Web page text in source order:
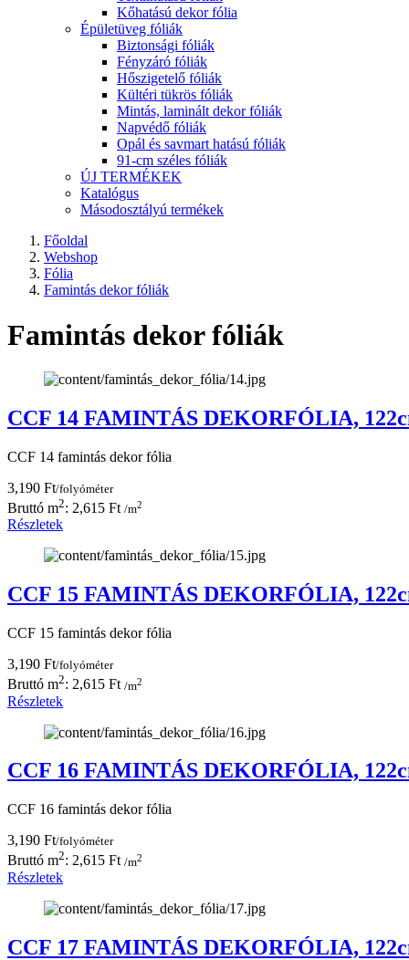
Kőhatású dekor fólia
Épületüveg fóliák
Biztonsági fóliák
Fényzáró fóliák
Hőszigetelő fóliák
Kültéri tükrös fóliák
Mintás, laminált dekor fóliák
Napvédő fóliák
Opál és savmart hatású fóliák
91-cm széles fóliák
ÚJ TERMÉKEK
Katalógus
Másodosztályú termékek
Főoldal
Webshop
Fólia
Famintás dekor fóliák
Famintás dekor fóliák
CCF 14 FAMINTÁS DEKORFÓLIA,
CCF 14 famintás dekor fólia
3,190 Ft/folyóméter
Bruttó m2: 2,615 Ft /m2
Részletek
CCF 15 FAMINTÁS DEKORFÓLIA,
CCF 15 famintás dekor fólia
3,190 Ft/folyóméter
Bruttó m2: 2,615 Ft /m2
Részletek
CCF 16 FAMINTÁS DEKORFÓLIA,
CCF 16 famintás dekor fólia
3,190 Ft/folyóméter
Bruttó m2: 2,615 Ft /m2
Részletek
CCF 17 FAMINTÁS DEKORFÓLIA,